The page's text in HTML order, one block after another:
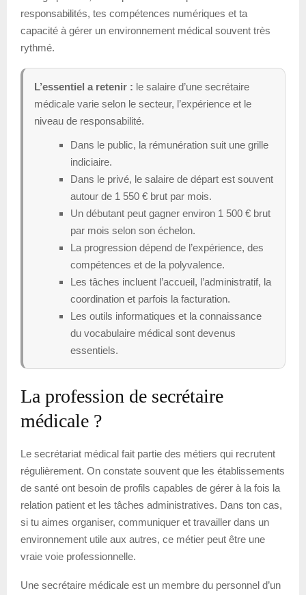
responsabilités, tes compétences numériques et ta
capacité à gérer un environnement médical souvent très
rythmé.
L’essentiel a retenir : le salaire d’une secrétaire
médicale varie selon le secteur, l’expérience et le
niveau de responsabilité.
Dans le public, la rémunération suit une grille
indiciaire.
Dans le privé, le salaire de départ est souvent
autour de 1 550 € brut par mois.
Un débutant peut gagner environ 1 500 € brut
par mois selon son échelon.
La progression dépend de l’expérience, des
compétences et de la polyvalence.
Les tâches incluent l’accueil, l’administratif, la
coordination et parfois la facturation.
Les outils informatiques et la connaissance
du vocabulaire médical sont devenus
essentiels.
La profession de secrétaire
médicale ?
Le secrétariat médical fait partie des métiers qui recrutent
régulièrement. On constate souvent que les établissements
de santé ont besoin de profils capables de gérer à la fois la
relation patient et les tâches administratives. Dans ton cas,
si tu aimes organiser, communiquer et travailler dans un
environnement utile aux autres, ce métier peut être une
vraie voie professionnelle.
Une secrétaire médicale est un membre du personnel d’un